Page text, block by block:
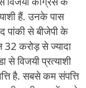
हैं. उनके पास
पांकी से बीजेपी के
32 करोड़ से ज्यादा
से विजयी प्रत्याशी
है. सबसे कम संपत्ति